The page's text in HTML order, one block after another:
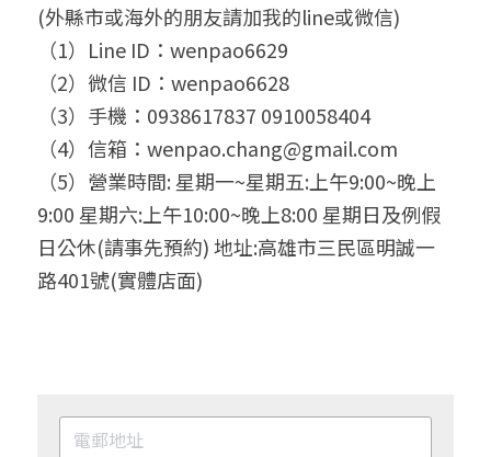
(外縣市或海外的朋友請加我的line或微信)
（1）Line ID：wenpao6629
（2）微信 ID：wenpao6628
（3）手機：0938617837 0910058404
（4）信箱：wenpao.chang@gmail.com
（5）營業時間: 星期一~星期五:上午9:00~晚上
9:00 星期六:上午10:00~晚上8:00 星期日及例假
日公休(請事先預約) 地址:高雄市三民區明誠一
路401號(實體店面)